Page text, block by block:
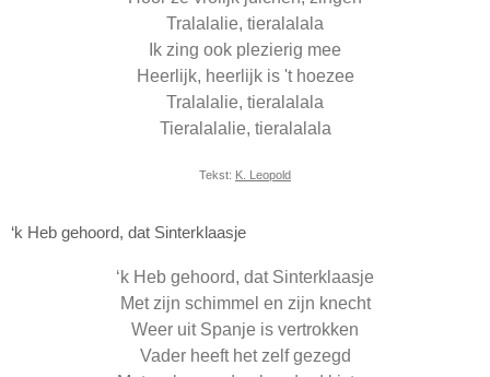
Tralalalie, tieralalala
Ik zing ook plezierig mee
Heerlijk, heerlijk is 't hoezee
Tralalalie, tieralalala
Tieralalalie, tieralalala
Tekst: K. Leopold
‘k Heb gehoord, dat Sinterklaasje
‘k Heb gehoord, dat Sinterklaasje
Met zijn schimmel en zijn knecht
Weer uit Spanje is vertrokken
Vader heeft het zelf gezegd